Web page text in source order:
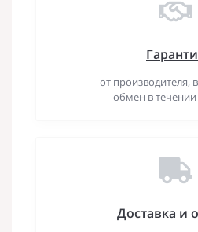
от производителя,
обмен в течении
Доставка и